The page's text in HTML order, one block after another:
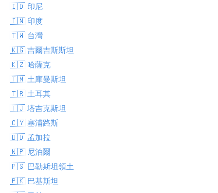
🇮🇩 印尼
🇮🇳 印度
🇹🇼 台灣
🇰🇬 吉爾吉斯斯坦
🇰🇿 哈薩克
🇹🇲 土庫曼斯坦
🇹🇷 土耳其
🇹🇯 塔吉克斯坦
🇨🇾 塞浦路斯
🇧🇩 孟加拉
🇳🇵 尼泊爾
🇵🇸 巴勒斯坦領土
🇵🇰 巴基斯坦